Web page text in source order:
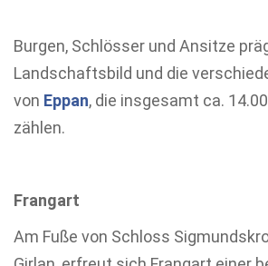
Burgen, Schlösser und Ansitze
Landschaftsbild und die
von Eppan, die insgesamt ca.
zählen.
Frangart
Am Fuße von Schloss